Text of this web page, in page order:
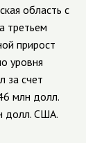
область с
третьем
прирост
уровня
за счет
млн долл.
долл. США.